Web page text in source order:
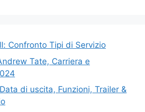
Confronto Tipi di Servizio
Tate, Carriera e
di uscita, Funzioni, Trailer &